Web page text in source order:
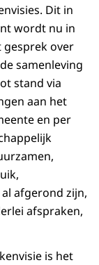
Dit in
wordt nu in
gesprek over
samenleving
stand via
aan het
en per
afgerond zijn,
afspraken,
is het